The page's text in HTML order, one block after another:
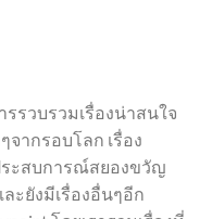
รรวบรวมเรื่องน่าสนใจ
จากรอบโลก เรื่อง
ระสบการณ์สยองขวัญ
ะยังมีเรื่องอื่นๆอีก